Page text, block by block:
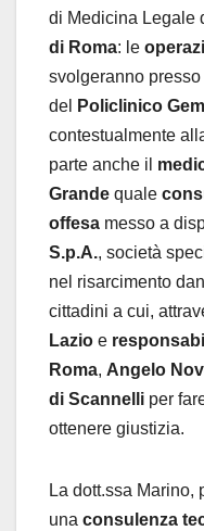
di Medicina Legale
di Roma: le
svolgeranno
del
Policlinico
contestualmente
parte anche il
Grande quale
offesa messo a
S.p.A., società
nel risarcimento
cittadini a cui,
Lazio e
Roma, Angelo
di Scannelli per
ottenere giustizia.
La dott.ssa Marino,
una consulenza